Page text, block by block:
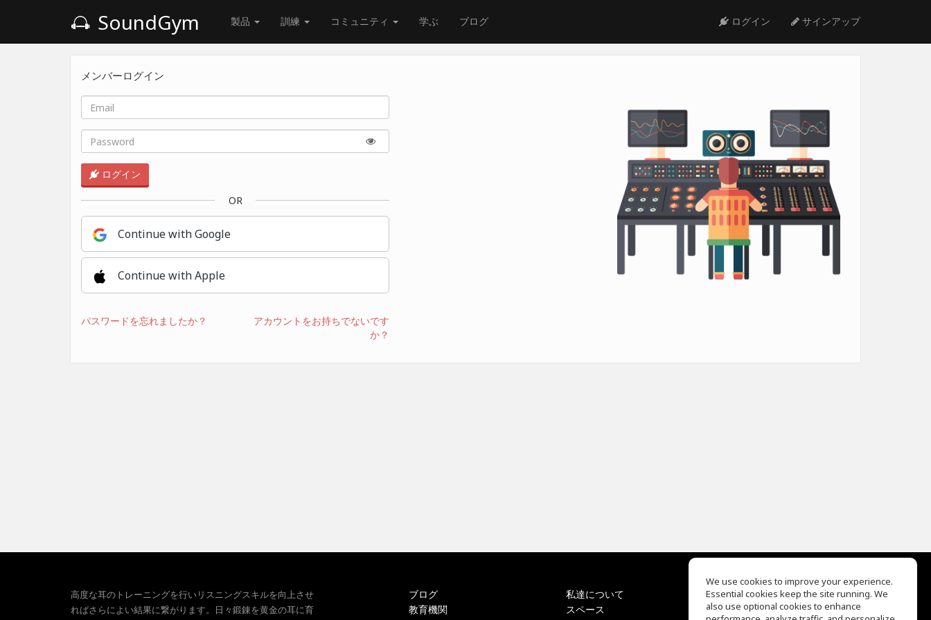
SoundGym 製品 訓練 コミュニティ 学ぶ ブログ ログイン サインアップ
メンバーログイン
ログイン
OR
Continue with Google
Continue with Apple
パスワードを忘れましたか？
アカウントをお持ちでないです
か？
高度な耳のトレーニングを行いリスニングスキルを向上させ
ればさらによい結果に繋がります。日々鍛錬を黄金の耳に育
ブログ
教育機関
私達について
スペース
EQ Ear Training
Drum Machine
We use cookies to improve your experience.
Essential cookies keep the site running. We
also use optional cookies to enhance